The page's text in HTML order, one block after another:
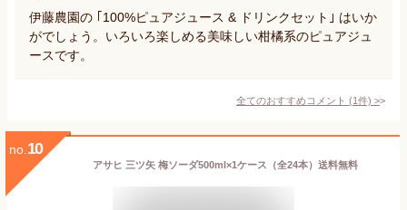
伊藤農園の ｢100%ピュアジュース & ドリンクセット｣ はいか
がでしょう。いろいろ楽しめる美味しい柑橘系のピュアジュ
ースです。
全てのおすすめコメント (1件) >
no. 10
アサヒ 三ツ矢 梅ソーダ500ml×1ケース（全24本）送料無料